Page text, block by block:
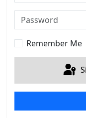
Password
Remember Me